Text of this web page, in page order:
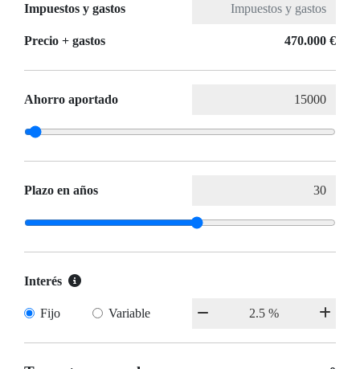
Impuestos y gastos
Precio + gastos 470.000 €
Ahorro aportado
Plazo en años
Interés
Fijo Variable